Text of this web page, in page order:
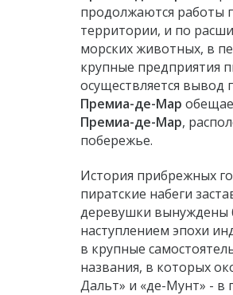
продолжаются работы
территории, и по
морских животных, в
крупные предприятия
осуществляется
Премиа-де-Мар
Премиа-де-Мар,
побережье.
История прибрежных
пиратские набеги
деревушки вынуждены
наступлением эпохи
в крупные
названия, в которых
Дальт» и «де-Мунт» - в